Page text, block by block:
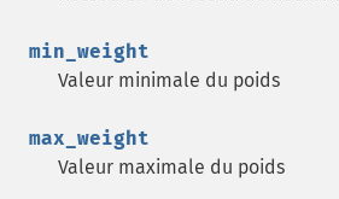
min_weight
Valeur minimale du poids
max_weight
Valeur maximale du poids